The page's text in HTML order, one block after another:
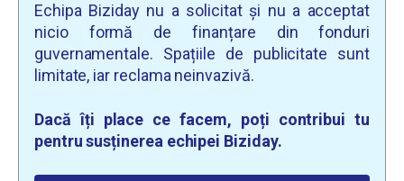
Echipa Biziday nu a solicitat și nu a acceptat
nicio formă de finanțare din fonduri
guvernamentale. Spațiile de publicitate sunt
limitate, iar reclama neinvazivă.
Dacă îți place ce facem, poți contribui tu
pentru susținerea echipei Biziday.